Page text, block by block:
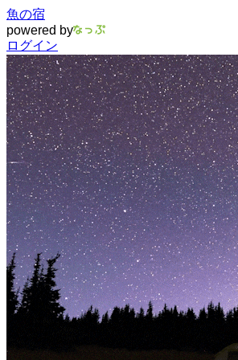
魚の宿
powered by
ログイン